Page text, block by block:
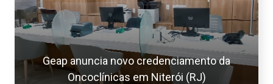
Geap anuncia novo credenciamento da
Oncoclínicas em Niterói (RJ)